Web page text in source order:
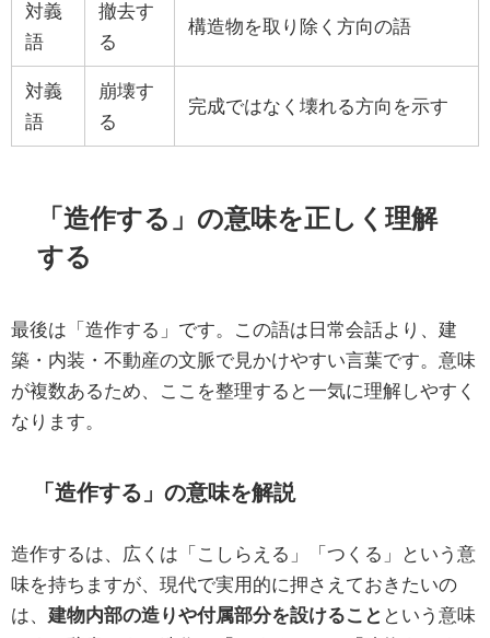
対義
語
撤去す
る
構造物を取り除く方向の語
対義
語
崩壊す
る
完成ではなく壊れる方向を示す
「造作する」の意味を正しく理解
する
最後は「造作する」です。この語は日常会話より、建
築・内装・不動産の文脈で見かけやすい言葉です。意味
が複数あるため、ここを整理すると一気に理解しやすく
なります。
「造作する」の意味を解説
造作するは、広くは「こしらえる」「つくる」という意
味を持ちますが、現代で実用的に押さえておきたいの
は、 建物内部の造りや付属部分を設けること という意味